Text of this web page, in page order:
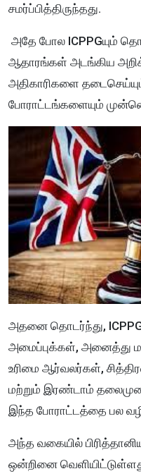
சமர்ப்பித்திருந்தது.
அதே போல ICPPGயும்
ஆதாரங்கள் அடங்கிய
அதிகாரிகளை
போராட்டங்களையும்
அதனை தொடர்ந்து,
அமைப்புக்கள், அனைத்து
உரிமை ஆர்வலர்கள்,
மற்றும் இரண்டாம்
இந்த போராட்டத்தை பல
அந்த வகையில்
ஒன்றினை